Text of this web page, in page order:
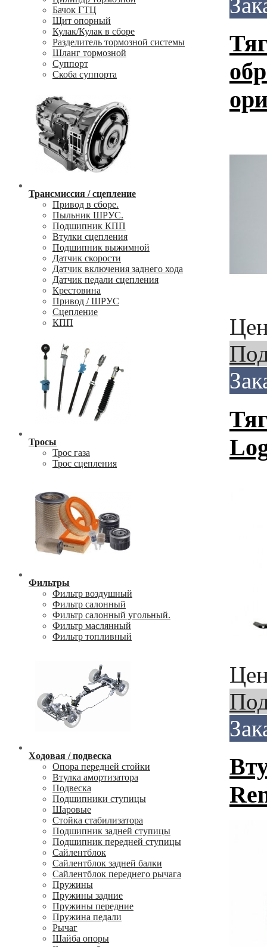
Бачок ГТЦ
Щит опорный
Кулак/Кулак в сборе
Разделитель тормозной системы
Шланг тормозной
Суппорт
Скоба суппорта
Трансмиссия / сцепление
Привод в сборе.
Пыльник ШРУС.
Подшипник КПП
Втулки сцепления
Подшипник выжимной
Датчик скорости
Датчик включения заднего хода
Датчик педали сцепления
Крестовина
Привод / ШРУС
Сцепление
КПП
Тросы
Трос газа
Трос сцепления
Фильтры
Фильтр воздушный
Фильтр салонный
Фильтр салонный угольный.
Фильтр маслянный
Фильтр топливный
Ходовая / подвеска
Опора передней стойки
Втулка амортизатора
Подвеска
Подшипники ступицы
Шаровые
Стойка стабилизатора
Подшипник задней ступицы
Подшипник передней ступицы
Сайлентблок
Сайлентблок задней балки
Сайлентблок переднего рычага
Пружины
Пружины задние
Пружины передние
Пружина педали
Рычаг
Шайба опоры